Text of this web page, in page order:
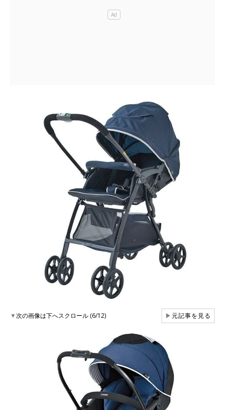
▼次の画像は下へスクロール (6/12) ▶元記事を見る